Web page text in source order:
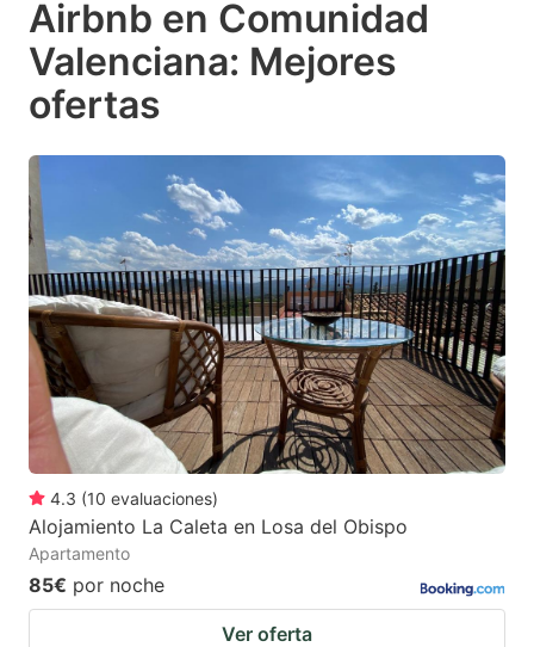
key
to
get
the
keyboard
shortcuts
for
changing
dates.
key
to
keyboard
shortcuts
for
changing
dates.
Airbnb en Comunidad
Valenciana: Mejores
ofertas
4.3 (10 evaluaciones)
Alojamiento La Caleta en Losa del Obispo
Apartamento
85€ por noche
Ver oferta